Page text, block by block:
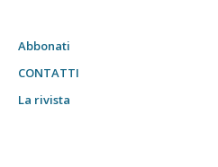
Abbonati
CONTATTI
La rivista